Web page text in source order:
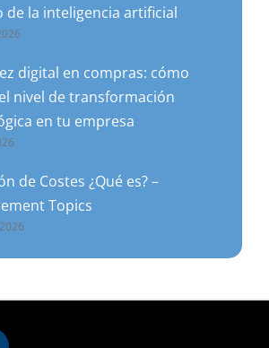
de la inteligencia artificial
digital en compras: cómo
nivel de transformación
en tu empresa
de Costes ¿Qué es? –
Topics